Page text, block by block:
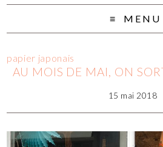
MENU
papier japonais
AU MOIS DE MAI, ON
15 mai 2018